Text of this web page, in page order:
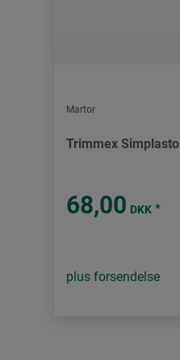
Martor
Trimmex Simplasto
68,00 DKK *
plus forsendelse